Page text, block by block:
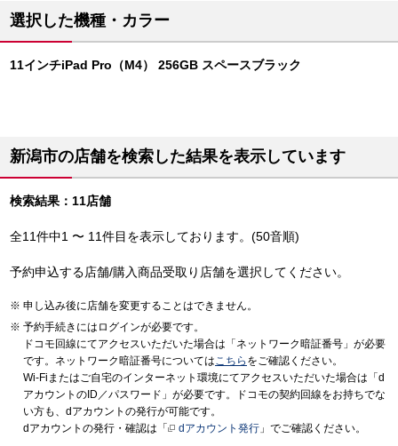
選択した機種・カラー
11インチiPad Pro（M4） 256GB スペースブラック
新潟市の店舗を検索した結果を表示しています
検索結果：11店舗
全11件中1 〜 11件目を表示しております。(50音順)
予約申込する店舗/購入商品受取り店舗を選択してください。
申し込み後に店舗を変更することはできません。
予約手続きにはログインが必要です。
ドコモ回線にてアクセスいただいた場合は「ネットワーク暗証番号」が必要
です。ネットワーク暗証番号についてはこちら をご確認ください。
Wi-Fiまたはご自宅のインターネット環境にてアクセスいただいた場合は「d
アカウントのID／パスワード」が必要です。ドコモの契約回線をお持ちでな
い方も、dアカウントの発行が可能です。
dアカウントの発行・確認は「
dアカウント発行 」でご確認ください。